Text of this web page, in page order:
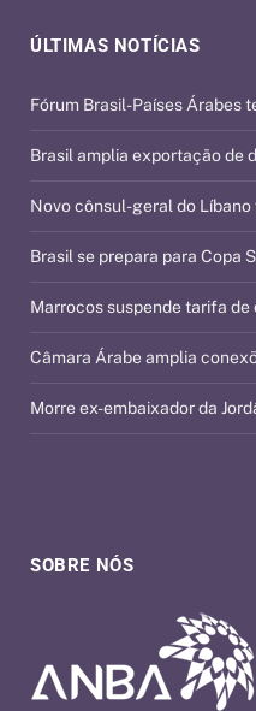
SOBRE NÓS
ÚLTIMAS NOTÍCIAS
Fórum Brasil-Países Árabes
Brasil amplia exportação de
Novo cônsul-geral do Líbano
Brasil se prepara para Copa
Marrocos suspende tarifa de
Câmara Árabe amplia
Morre ex-embaixador da